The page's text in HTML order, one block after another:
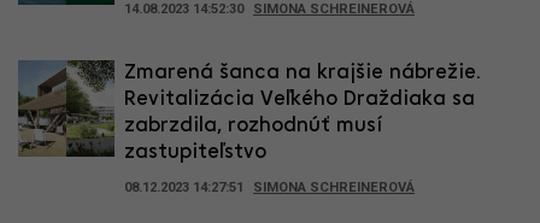
14.08.2023 14:52:30 SIMONA SCHREINEROVÁ
Zmarená šanca na krajšie nábrežie.
Revitalizácia Veľkého Draždiaka sa
zabrzdila, rozhodnúť musí
zastupiteľstvo
08.12.2023 14:27:51 SIMONA SCHREINEROVÁ